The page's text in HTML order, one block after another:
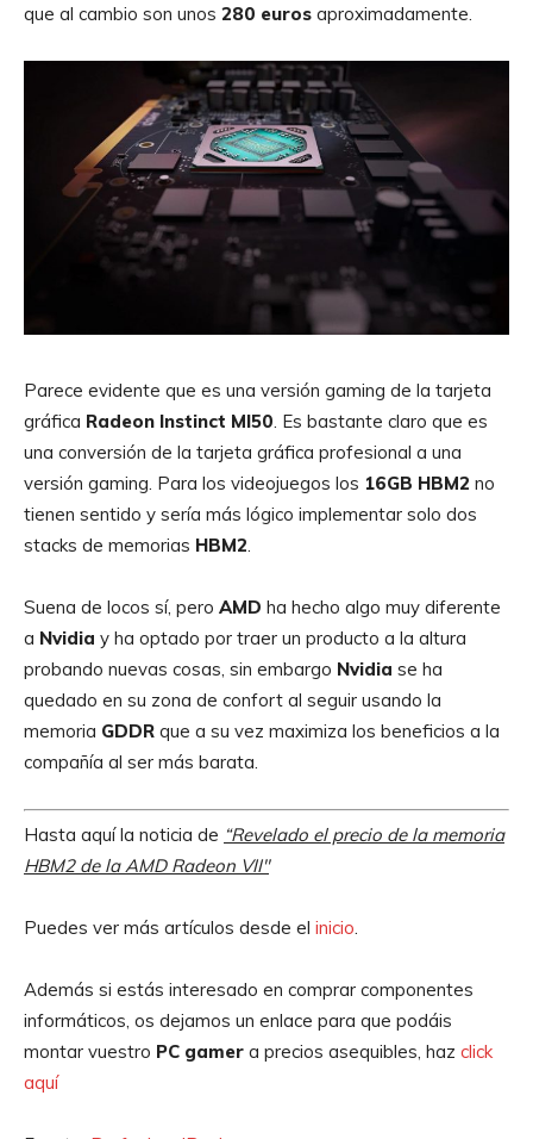
que al cambio son unos 280 euros aproximadamente.
Parece evidente que es una versión gaming de la tarjeta
gráfica Radeon Instinct MI50 . Es bastante claro que es
una conversión de la tarjeta gráfica profesional a una
versión gaming. Para los videojuegos los 16GB HBM2 no
tienen sentido y sería más lógico implementar solo dos
stacks de memorias HBM2
Suena de locos sí, pero AMD ha hecho algo muy diferente
a Nvidia y ha optado por traer un producto a la altura
probando nuevas cosas, sin embargo Nvidia se ha
quedado en su zona de confort al seguir usando la
memoria GDDR que a su vez maximiza los beneficios a la
compañía al ser más barata.
Hasta aquí la noticia de “Revelado el precio de la memoria
HBM2 de la AMD Radeon VII″
Puedes ver más artículos desde el inicio.
Además si estás interesado en comprar componentes
informáticos, os dejamos un enlace para que podáis
montar vuestro PC gamer a precios asequibles, haz click
aquí